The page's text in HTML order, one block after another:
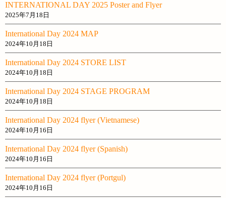
INTERNATIONAL DAY 2025 Poster and Flyer
2025年7月18日
International Day 2024 MAP
2024年10月18日
International Day 2024 STORE LIST
2024年10月18日
International Day 2024 STAGE PROGRAM
2024年10月18日
International Day 2024 flyer (Vietnamese)
2024年10月16日
International Day 2024 flyer (Spanish)
2024年10月16日
International Day 2024 flyer (Portgul)
2024年10月16日